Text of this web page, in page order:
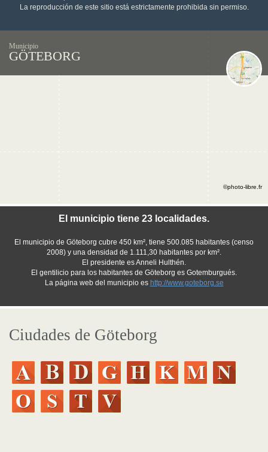
La reproducción de este sitio está estrictamente prohibida sin permiso.
Municipio
GÖTEBORG
El municipio tiene 23 localidades.
El municipio de Göteborg cubre 450 km², tiene 500.085 habitantes (censo
2008) y una densidad de 1.111,30 habitantes por km².
El presidente es Anneli Hulthén.
El gentilicio para los habitantes de Göteborg es Gotemburgués.
La página web del municipio es http://www.goteborg.se
©photo-libre.fr
Ciudades de Göteborg